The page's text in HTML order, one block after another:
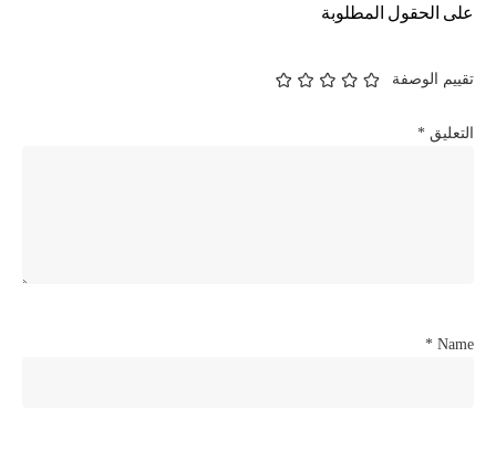
على الحقول المطلوبة
تقييم الوصفة
التعليق *
Name
*